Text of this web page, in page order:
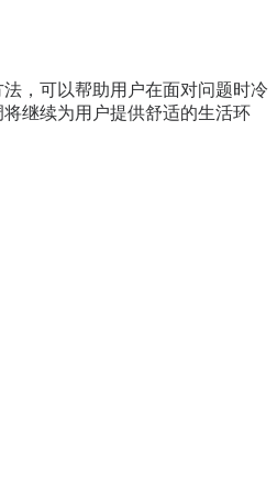
，可以帮助用户在面对问题时冷
继续为用户提供舒适的生活环